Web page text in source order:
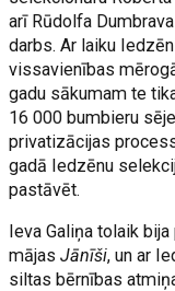
arī Rūdolfa
darbs. Ar laiku
vissavienības
gadu sākumam te
16 000 bumbieru
privatizācijas
gadā Iedzēnu
pastāvēt.
Ieva Galiņa tolaik
mājasJānīši, un ar
siltas bērnības